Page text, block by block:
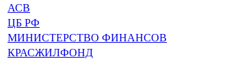
АСВ
ЦБ РФ
МИНИСТЕРСТВО ФИНАНСОВ
КРАСЖИЛФОНД